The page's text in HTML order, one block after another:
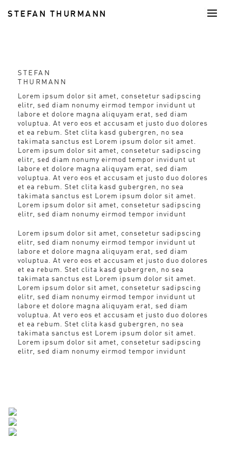
STEFAN THURMANN
FOOD
STEFAN
THURMANN
Lorem ipsum dolor sit amet, consetetur sadipscing
elitr, sed diam nonumy eirmod tempor invidunt ut
labore et dolore magna aliquyam erat, sed diam
voluptua. At vero eos et accusam et justo duo dolores
et ea rebum. Stet clita kasd gubergren, no sea
takimata sanctus est Lorem ipsum dolor sit amet.
Lorem ipsum dolor sit amet, consetetur sadipscing
elitr, sed diam nonumy eirmod tempor invidunt ut
labore et dolore magna aliquyam erat, sed diam
voluptua. At vero eos et accusam et justo duo dolores
et ea rebum. Stet clita kasd gubergren, no sea
takimata sanctus est Lorem ipsum dolor sit amet.
Lorem ipsum dolor sit amet, consetetur sadipscing
elitr, sed diam nonumy eirmod tempor invidunt
Lorem ipsum dolor sit amet, consetetur sadipscing
elitr, sed diam nonumy eirmod tempor invidunt ut
labore et dolore magna aliquyam erat, sed diam
voluptua. At vero eos et accusam et justo duo dolores
et ea rebum. Stet clita kasd gubergren, no sea
takimata sanctus est Lorem ipsum dolor sit amet.
Lorem ipsum dolor sit amet, consetetur sadipscing
elitr, sed diam nonumy eirmod tempor invidunt ut
labore et dolore magna aliquyam erat, sed diam
voluptua. At vero eos et accusam et justo duo dolores
et ea rebum. Stet clita kasd gubergren, no sea
takimata sanctus est Lorem ipsum dolor sit amet.
Lorem ipsum dolor sit amet, consetetur sadipscing
elitr, sed diam nonumy eirmod tempor invidunt